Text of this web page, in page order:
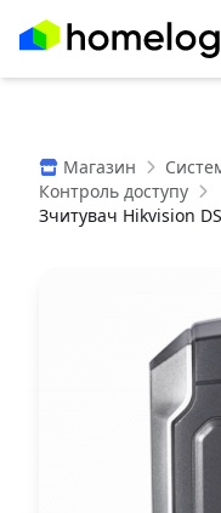
Магазин
Контроль доступу
Зчитувач Hikvision